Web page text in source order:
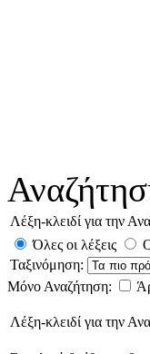
Λέξη-κλειδί για την
Όλες οι λέξεις
Ταξινόμηση:
Μόνο Αναζήτηση:
Λέξη-κλειδί για την